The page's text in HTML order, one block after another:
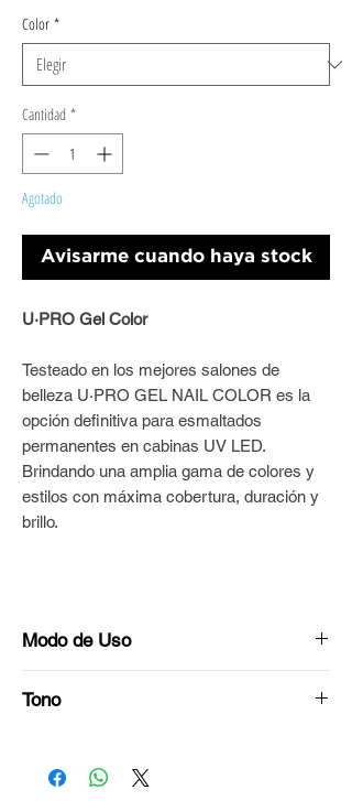
Color *
Cantidad *
Agotado
Avisarme cuando haya stock
U·PRO Gel Color
Testeado en los mejores salones de
belleza U·PRO GEL NAIL COLOR es la
opción definitiva para esmaltados
permanentes en cabinas UV LED.
Brindando una amplia gama de colores y
estilos con máxima cobertura, duración y
brillo.
Modo de Uso
Bloque Blanco U·PRO© hasta dejarlas
eliminar la oleosidad con alcohol,
Tono